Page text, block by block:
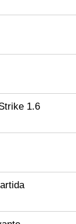
1.6